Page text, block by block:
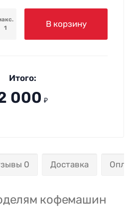
1
В корзину
Итого:
000 ₽
0 Доставка
кофемашин